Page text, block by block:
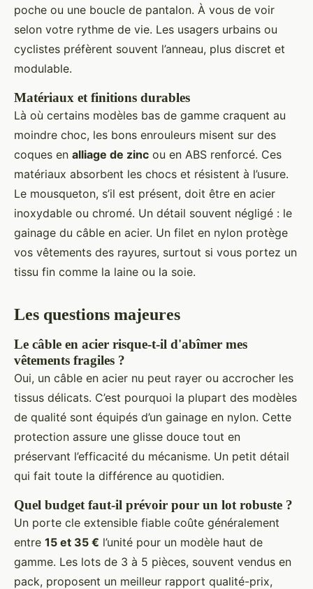
poche ou une boucle de pantalon. À vous de voir
selon votre rythme de vie. Les usagers urbains ou
cyclistes préfèrent souvent l’anneau, plus discret et
modulable.
Matériaux et finitions durables
Là où certains modèles bas de gamme craquent au
moindre choc, les bons enrouleurs misent sur des
coques en alliage de zinc ou en ABS renforcé. Ces
matériaux absorbent les chocs et résistent à l’usure.
Le mousqueton, s’il est présent, doit être en acier
inoxydable ou chromé. Un détail souvent négligé : le
gainage du câble en acier. Un filet en nylon protège
vos vêtements des rayures, surtout si vous portez un
tissu fin comme la laine ou la soie.
Les questions majeures
Le câble en acier risque-t-il d'abîmer mes
vêtements fragiles ?
Oui, un câble en acier nu peut rayer ou accrocher les
tissus délicats. C’est pourquoi la plupart des modèles
de qualité sont équipés d’un gainage en nylon. Cette
protection assure une glisse douce tout en
préservant l’efficacité du mécanisme. Un petit détail
qui fait toute la différence au quotidien.
Quel budget faut-il prévoir pour un lot robuste ?
Un porte cle extensible fiable coûte généralement
entre 15 et 35 € l’unité pour un modèle haut de
gamme. Les lots de 3 à 5 pièces, souvent vendus en
pack, proposent un meilleur rapport qualité-prix,